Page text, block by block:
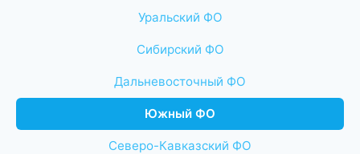
Уральский ФО
Сибирский ФО
Дальневосточный ФО
Южный ФО
Северо-Кавказский ФО